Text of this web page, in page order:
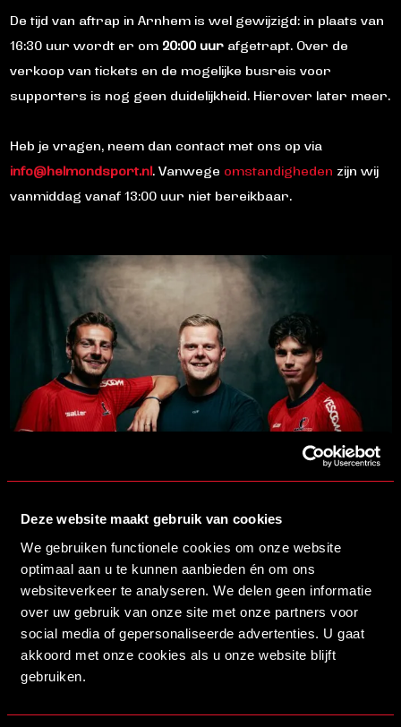
Deze website maakt gebruik van cookies
We gebruiken functionele cookies om onze website
optimaal aan u te kunnen aanbieden én om ons
websiteverkeer te analyseren. We delen geen informatie
over uw gebruik van onze site met onze partners voor
social media of gepersonaliseerde advertenties. U gaat
akkoord met onze cookies als u onze website blijft
gebruiken.
De tijd van aftrap in Arnhem is wel gewijzigd: in plaats van
16:30 uur wordt er om 20:00 uurafgetrapt. Over de
verkoop van tickets en de mogelijke busreis voor
supporters is nog geen duidelijkheid. Hierover later meer.
Heb je vragen, neem dan contact met ons op via
info@helmondsport.nl. Vanwege omstandigheden zijn wij
vanmiddag vanaf 13:00 uur niet bereikbaar.
MYSTEEL NIEUWE NAAMGEVER VAN ONS STADION